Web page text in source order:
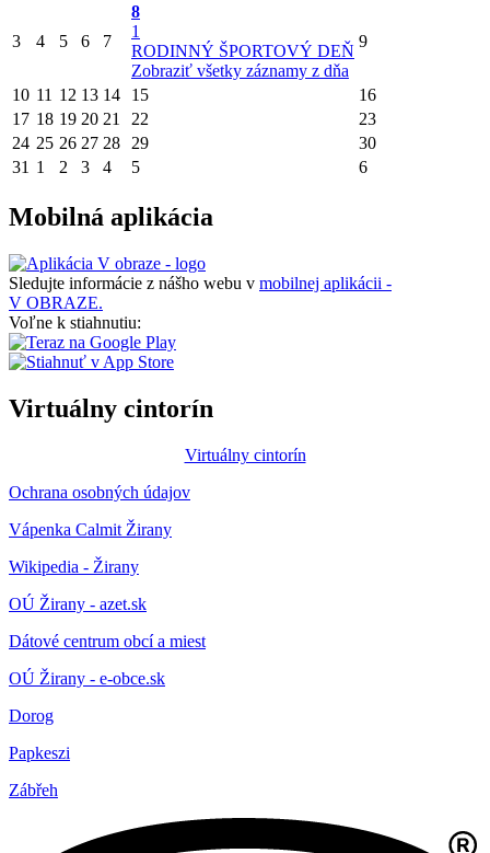
3 4 5 6 7
8
1
RODINNÝ ŠPORTOVÝ DEŇ
Zobraziť všetky záznamy z dňa
9
10 11 12 13 14 15
16
17 18 19 20 21 22
23
24 25 26 27 28 29
30
31 1 2 3 4 5 6
Mobilná aplikácia
Sledujte informácie z nášho webu v mobilnej aplikácii -
V OBRAZE.
Voľne k stiahnutiu:
Virtuálny cintorín
Virtuálny cintorín
Ochrana osobných údajov
Vápenka Calmit Žirany
Wikipedia - Žirany
OÚ Žirany - azet.sk
Dátové centrum obcí a miest
OÚ Žirany - e-obce.sk
Dorog
Papkeszi
Zábřeh